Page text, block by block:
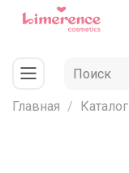
Главная Каталог